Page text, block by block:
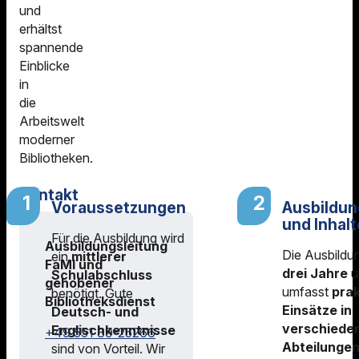
und
erhältst
spannende
Einblicke
in
die
Arbeitswelt
moderner
Bibliotheken.
Voraussetzungen
Für die Ausbildung wird
einmittlerer
Schulabschluss
benötigt. Gute
Deutsch- und
Englischkenntnisse
sind von Vorteil. Wir
und
Die
drei Jahre
umfasst
Einsätze in
Abteilungen
Kontakt
Ausbildungsleitung
FaMI und
gehobener
Bibliotheksdienst
+49 551 39-25266